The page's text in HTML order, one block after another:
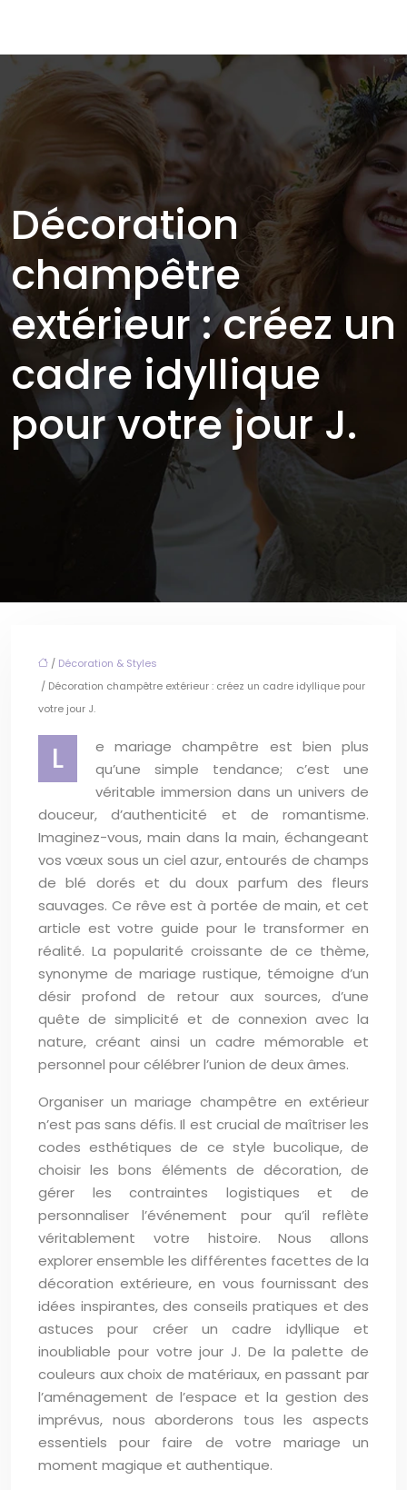
Décoration
champêtre
extérieur : créez un
cadre idyllique
pour votre jour J.
/ Décoration & Styles
/ Décoration champêtre extérieur : créez un cadre idyllique pour
votre jour J.
L
e mariage champêtre est bien plus
qu’une simple tendance; c’est une
véritable immersion dans un univers de
douceur, d’authenticité et de romantisme.
Imaginez-vous, main dans la main, échangeant
vos vœux sous un ciel azur, entourés de champs
de blé dorés et du doux parfum des fleurs
sauvages. Ce rêve est à portée de main, et cet
article est votre guide pour le transformer en
réalité. La popularité croissante de ce thème,
synonyme de mariage rustique, témoigne d’un
désir profond de retour aux sources, d’une
quête de simplicité et de connexion avec la
nature, créant ainsi un cadre mémorable et
personnel pour célébrer l’union de deux âmes.
Organiser un mariage champêtre en extérieur
n’est pas sans défis. Il est crucial de maîtriser les
codes esthétiques de ce style bucolique, de
choisir les bons éléments de décoration, de
gérer les contraintes logistiques et de
personnaliser l’événement pour qu’il reflète
véritablement votre histoire. Nous allons
explorer ensemble les différentes facettes de la
décoration extérieure, en vous fournissant des
idées inspirantes, des conseils pratiques et des
astuces pour créer un cadre idyllique et
inoubliable pour votre jour J. De la palette de
couleurs aux choix de matériaux, en passant par
l’aménagement de l’espace et la gestion des
imprévus, nous aborderons tous les aspects
essentiels pour faire de votre mariage un
moment magique et authentique.